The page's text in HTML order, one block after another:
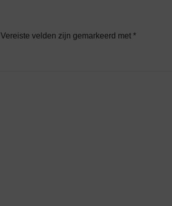
Vereiste velden zijn gemarkeerd met *